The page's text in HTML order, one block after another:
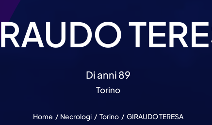
Di anni 89
Torino
Home Necrologi Torino GIRAUDO TERESA